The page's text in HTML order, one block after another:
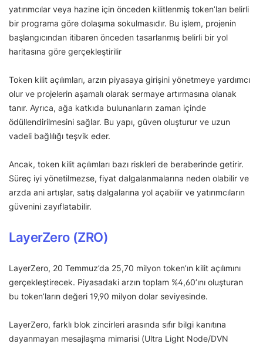
yatırımcılar veya hazine için önceden kilitlenmiş token’ları belirli
bir programa göre dolaşıma sokulmasıdır. Bu işlem, projenin
başlangıcından itibaren önceden tasarlanmış belirli bir yol
haritasına göre gerçekleştirilir
Token kilit açılımları, arzın piyasaya girişini yönetmeye yardımcı
olur ve projelerin aşamalı olarak sermaye artırmasına olanak
tanır. Ayrıca, ağa katkıda bulunanların zaman içinde
ödüllendirilmesini sağlar. Bu yapı, güven oluşturur ve uzun
vadeli bağlılığı teşvik eder.
Ancak, token kilit açılımları bazı riskleri de beraberinde getirir.
Süreç iyi yönetilmezse, fiyat dalgalanmalarına neden olabilir ve
arzda ani artışlar, satış dalgalarına yol açabilir ve yatırımcıların
güvenini zayıflatabilir.
LayerZero (ZRO)
LayerZero, 20 Temmuz’da 25,70 milyon token’ın kilit açılımını
gerçekleştirecek. Piyasadaki arzın toplam %4,60’ını oluşturan
bu token’ların değeri 19,90 milyon dolar seviyesinde.
LayerZero, farklı blok zincirleri arasında sıfır bilgi kanıtına
dayanmayan mesajlaşma mimarisi (Ultra Light Node/DVN